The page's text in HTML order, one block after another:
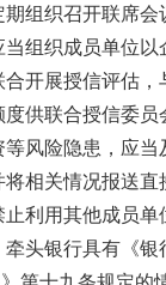
组织召开联席
组织成员单位以
开展授信评估
供联合授信委员
风险隐患，应
相关情况报送直
利用其他成员单
头银行具有《银